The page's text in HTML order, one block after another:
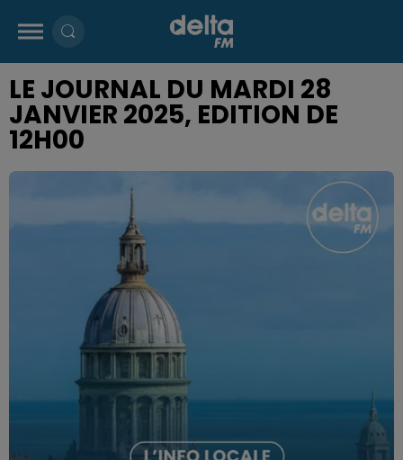
LE JOURNAL DU MARDI 28
JANVIER 2025, EDITION DE
12H00